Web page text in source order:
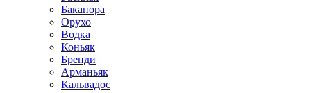
Баканора
Орухо
Водка
Коньяк
Бренди
Арманьяк
Кальвадос